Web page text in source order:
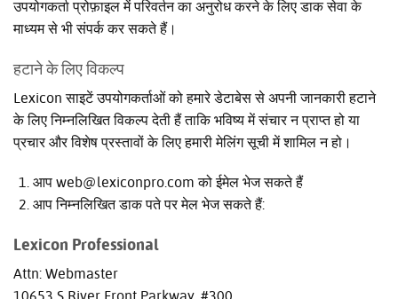
उपयोगकर्ता प्रोफ़ाइल में परिवर्तन का अनुरोध करने के लिए डाक सेवा के
माध्यम से भी संपर्क कर सकते हैं।
हटाने के लिए विकल्प
Lexicon साइटें उपयोगकर्ताओं को हमारे डेटाबेस से अपनी जानकारी हटाने
के लिए निम्नलिखित विकल्प देती हैं ताकि भविष्य में संचार न प्राप्त हो या
प्रचार और विशेष प्रस्तावों के लिए हमारी मेलिंग सूची में शामिल न हो।
आप web@lexiconpro.com को ईमेल भेज सकते हैं
आप निम्नलिखित डाक पते पर मेल भेज सकते हैं:
Lexicon Professional
Attn: Webmaster